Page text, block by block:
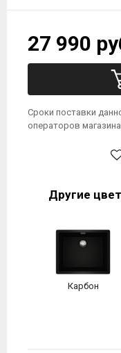
27 990
Сроки поставки
операторов
Другие
Карбон